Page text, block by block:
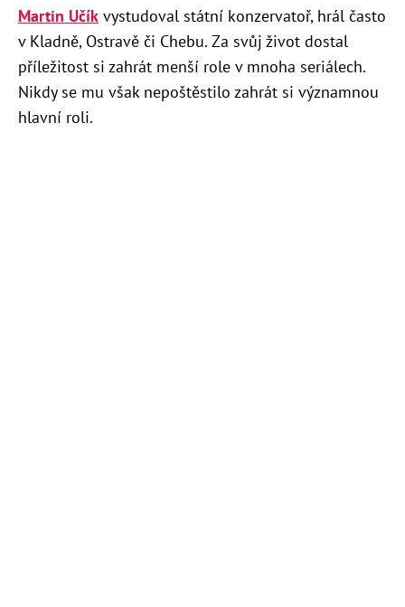
Martin Učík vystudoval státní konzervatoř, hrál často
v Kladně, Ostravě či Chebu. Za svůj život dostal
příležitost si zahrát menší role v mnoha seriálech.
Nikdy se mu však nepoštěstilo zahrát si významnou
hlavní roli.